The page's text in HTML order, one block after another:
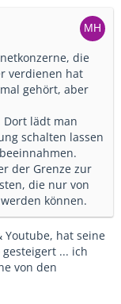
die
verdienen hat
gehört, aber
Dort lädt man
schalten lassen
der Grenze zur
die nur von
können.
Youtube, hat seine
... ich
von den